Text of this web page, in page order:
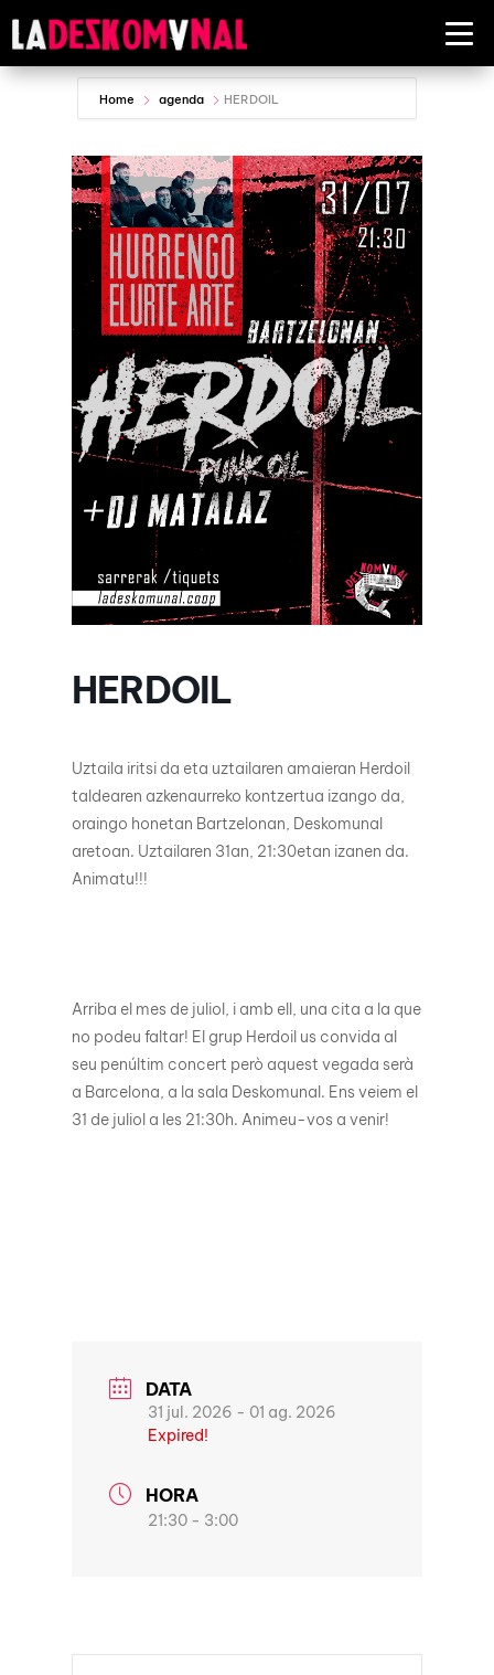
Home agenda HERDOIL
HERDOIL
Uztaila iritsi da eta uztailaren amaieran Herdoil
taldearen azkenaurreko kontzertua izango da,
oraingo honetan Bartzelonan, Deskomunal
aretoan. Uztailaren 31an, 21:30etan izanen da.
Animatu!!!
Arriba el mes de juliol, i amb ell, una cita a la que
no podeu faltar! El grup Herdoil us convida al
seu penúltim concert però aquest vegada serà
a Barcelona, a la sala Deskomunal. Ens veiem el
31 de juliol a les 21:30h. Animeu-vos a venir!
DATA
31 jul. 2026 - 01 ag. 2026
Expired!
HORA
21:30 - 3:00